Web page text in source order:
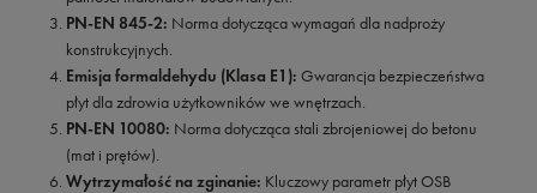
PN-EN 845-2: Norma dotycząca wymagań dla nadproży
konstrukcyjnych.
Emisja formaldehydu (Klasa E1): Gwarancja bezpieczeństwa
płyt dla zdrowia użytkowników we wnętrzach.
PN-EN 10080: Norma dotycząca stali zbrojeniowej do betonu
(mat i prętów).
Wytrzymałość na zginanie: Kluczowy parametr płyt OSB